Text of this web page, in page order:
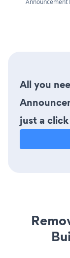
All you
just a